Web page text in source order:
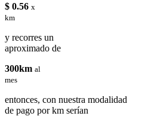
$ 0.56 x
km
y recorres un
aproximado de
300km al
mes
entonces, con nuestra modalidad
de pago por km serían